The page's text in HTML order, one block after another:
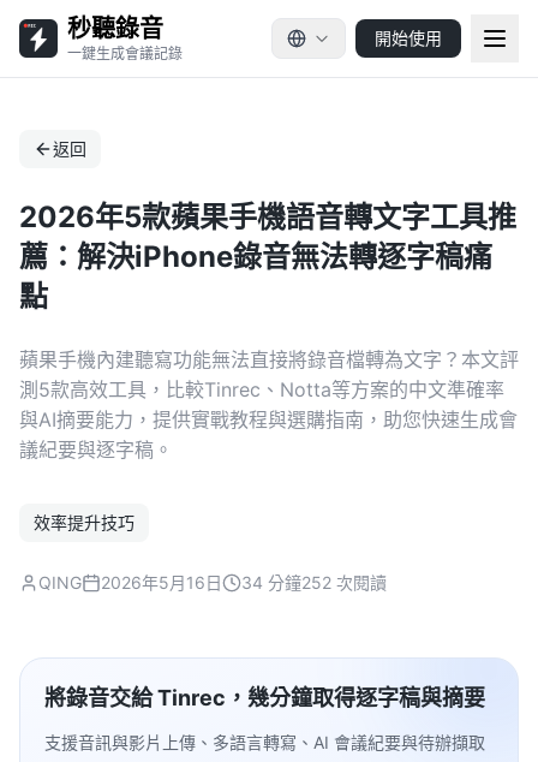
秒聽錄音
一鍵生成會議記錄
開始使用
返回
2026年5款蘋果手機語音轉文字工具推
薦：解決iPhone錄音無法轉逐字稿痛
點
蘋果手機內建聽寫功能無法直接將錄音檔轉為文字？本文評
測5款高效工具，比較Tinrec、Notta等方案的中文準確率
與AI摘要能力，提供實戰教程與選購指南，助您快速生成會
議紀要與逐字稿。
效率提升技巧
QING 2026年5月16日 34 分鐘252 次閱讀
將錄音交給 Tinrec，幾分鐘取得逐字稿與摘要
支援音訊與影片上傳、多語言轉寫、AI 會議紀要與待辦擷取